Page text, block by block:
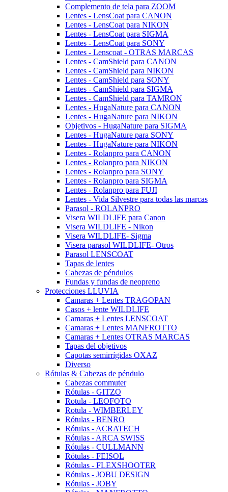
Complemento de tela para ZOOM
Lentes - LensCoat para CANON
Lentes - LensCoat para NIKON
Lentes - LensCoat para SIGMA
Lentes - LensCoat para SONY
Lentes - Lenscoat - OTRAS MARCAS
Lentes - CamShield para CANON
Lentes - CamShield para NIKON
Lentes - CamShield para SONY
Lentes - CamShield para SIGMA
Lentes - CamShield para TAMRON
Lentes - HugaNature para CANON
Lentes - HugaNature para NIKON
Objetivos - HugaNature para SIGMA
Lentes - HugaNature para SONY
Lentes - HugaNature para NIKON
Lentes - Rolanpro para CANON
Lentes - Rolanpro para NIKON
Lentes - Rolanpro para SONY
Lentes - Rolanpro para SIGMA
Lentes - Rolanpro para FUJI
Lentes - Vida Silvestre para todas las marcas
Parasol - ROLANPRO
Visera WILDLIFE para Canon
Visera WILDLIFE - Nikon
Visera WILDLIFE- Sigma
Visera parasol WILDLIFE- Otros
Parasol LENSCOAT
Tapas de lentes
Cabezas de péndulos
Fundas y fundas de neopreno
Protecciones LLUVIA
Camaras + Lentes TRAGOPAN
Casos + lente WILDLIFE
Camaras + Lentes LENSCOAT
Camaras + Lentes MANFROTTO
Camaras + Lentes OTRAS MARCAS
Tapas del objetivos
Capotas semirrígidas OXAZ
Diverso
Rótulas & Cabezas de péndulo
Cabezas commuter
Rótulas - GITZO
Rotula - LEOFOTO
Rotula - WIMBERLEY
Rótulas - BENRO
Rótulas - ACRATECH
Rótulas - ARCA SWISS
Rótulas - CULLMANN
Rótulas - FEISOL
Rótulas - FLEXSHOOTER
Rótulas - JOBU DESIGN
Rótulas - JOBY